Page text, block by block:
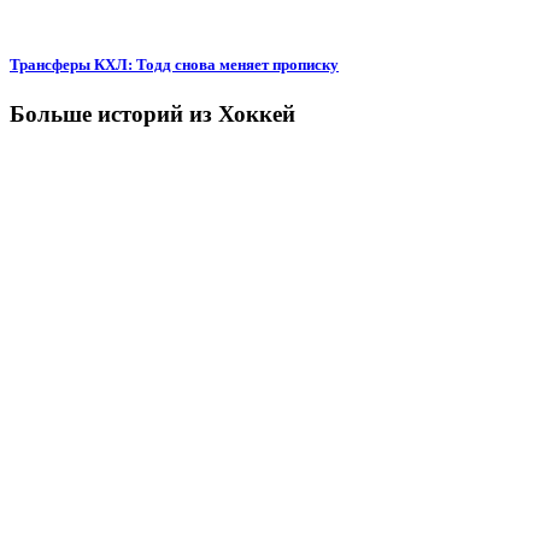
Трансферы КХЛ: Тодд снова меняет прописку
Больше историй из Хоккей